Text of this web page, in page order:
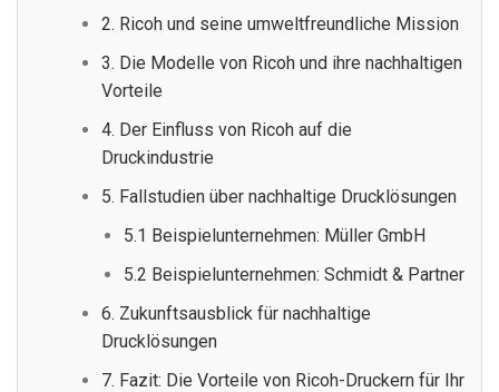
2. Ricoh und seine umweltfreundliche Mission
3. Die Modelle von Ricoh und ihre nachhaltigen
Vorteile
4. Der Einfluss von Ricoh auf die
Druckindustrie
5. Fallstudien über nachhaltige Drucklösungen
5.1 Beispielunternehmen: Müller GmbH
5.2 Beispielunternehmen: Schmidt & Partner
6. Zukunftsausblick für nachhaltige
Drucklösungen
7. Fazit: Die Vorteile von Ricoh-Druckern für Ihr